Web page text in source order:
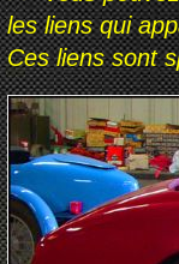
les liens qui
Ces liens sont